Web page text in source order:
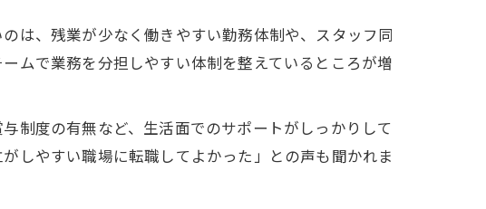
景とは
構え
は、残業が少なく働きやすい勤務体制や、スタッフ同
ムで業務を分担しやすい体制を整えているところが増
制度の有無など、生活面でのサポートがしっかりして
しやすい職場に転職してよかった」との声も聞かれま